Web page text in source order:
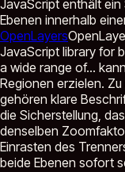
JavaScript enthält
Ebenen innerhalb
OpenLayers
JavaScript library for
a wide range of...
Regionen erzielen.
gehören klare
die Sicherstellung,
denselben
Einrasten des
beide Ebenen sofort